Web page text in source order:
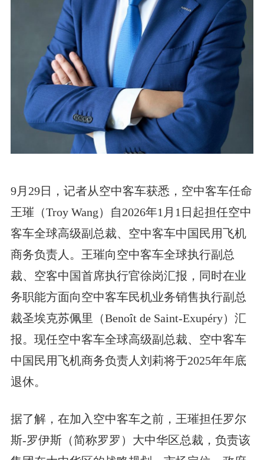
9月29日，记者从空中客车获悉，空中客车任命
王璀（Troy Wang）自2026年1月1日起担任空中
客车全球高级副总裁、空中客车中国民用飞机
商务负责人。王璀向空中客车全球执行副总
裁、空客中国首席执行官徐岗汇报，同时在业
务职能方面向空中客车民机业务销售执行副总
裁圣埃克苏佩里（Benoît de Saint-Exupéry）汇
报。现任空中客车全球高级副总裁、空中客车
中国民用飞机商务负责人刘莉将于2025年年底
退休。
据了解，在加入空中客车之前，王璀担任罗尔
斯-罗伊斯（简称罗罗）大中华区总裁，负责该